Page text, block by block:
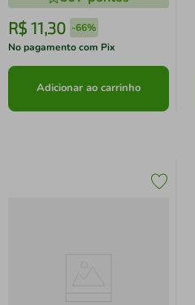
R$ 11,30 -66%
No pagamento com Pix
Adicionar ao carrinho